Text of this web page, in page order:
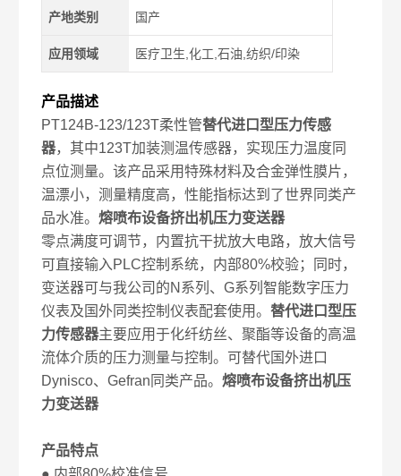
产地类别 国产
应用领域 医疗卫生,化工,石油,纺织/印染
产品描述
PT124B-123/123T柔性管替代进口型压力传感
器，其中123T加装测温传感器，实现压力温度同
点位测量。该产品采用特殊材料及合金弹性膜片，
温漂小，测量精度高，性能指标达到了世界同类产
品水准。熔喷布设备挤出机压力变送器
零点满度可调节，内置抗干扰放大电路，放大信号
可直接输入PLC控制系统，内部80%校验；同时，
变送器可与我公司的N系列、G系列智能数字压力
仪表及国外同类控制仪表配套使用。替代进口型压
力传感器主要应用于化纤纺丝、聚酯等设备的高温
流体介质的压力测量与控制。可替代国外进口
Dynisco、Gefran同类产品。熔喷布设备挤出机压
力变送器
产品特点